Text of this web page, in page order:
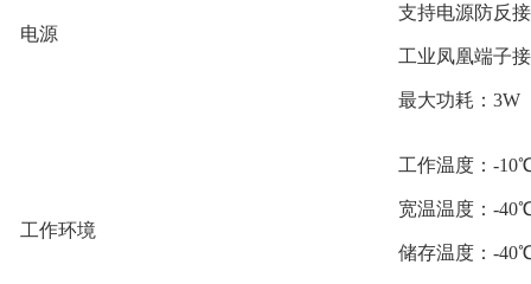
电源
支持电源防反
工业凤凰端子
最大功耗： 3W
工作环境
工作温度： -10
宽温温度：-
储存温度： -40